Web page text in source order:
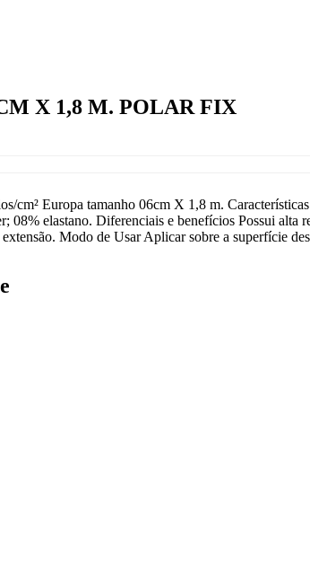
X 1,8 M. POLAR FIX
cm² Europa tamanho 06cm X 1,8 m.
elastano. Diferenciais e benefícios Possui alta
Modo de Usar Aplicar sobre a superfície